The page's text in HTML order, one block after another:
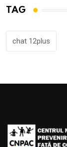
TAG
chat 12plus